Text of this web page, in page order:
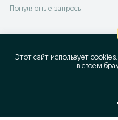
Популярные запросы
Этот сайт использует
в своeм